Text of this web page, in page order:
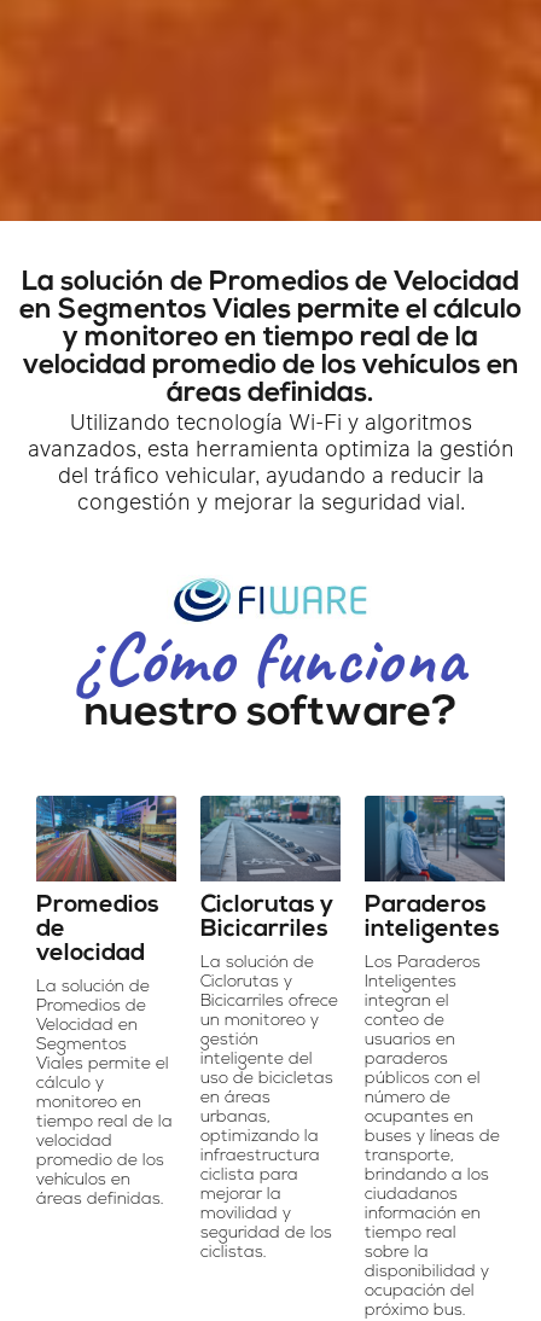
La solución de Promedios de Velocidad
en Segmentos Viales permite el cálculo
y monitoreo en tiempo real de la
velocidad promedio de los vehículos en
áreas definidas.
Utilizando tecnología Wi-Fi y algoritmos
avanzados, esta herramienta optimiza la gestión
del tráfico vehicular, ayudando a reducir la
congestión y mejorar la seguridad vial.
¿Cómo funciona
nuestro software?
Promedios
de
velocidad
La solución de
Promedios de
Velocidad en
Segmentos
Viales permite el
cálculo y
monitoreo en
tiempo real de la
velocidad
promedio de los
vehículos en
áreas definidas.
Ciclorutas y
Bicicarriles
La solución de
Ciclorutas y
Bicicarriles ofrece
un monitoreo y
gestión
inteligente del
uso de bicicletas
en áreas
urbanas,
optimizando la
infraestructura
ciclista para
mejorar la
movilidad y
seguridad de los
ciclistas.
Paraderos
inteligentes
Los Paraderos
Inteligentes
integran el
conteo de
usuarios en
paraderos
públicos con el
número de
ocupantes en
buses y líneas de
transporte,
brindando a los
ciudadanos
información en
tiempo real
sobre la
disponibilidad y
ocupación del
próximo bus.